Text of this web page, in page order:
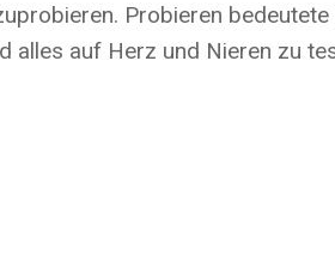
Probieren
alles auf Herz und Nieren zu